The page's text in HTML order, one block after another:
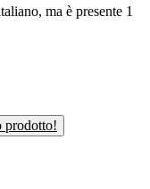
ma è presente 1
prodotto!